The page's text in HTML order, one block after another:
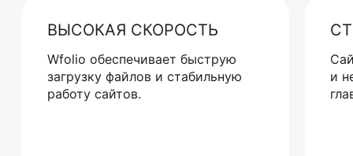
ВЫСОКАЯ СКОРОСТЬ
Wfolio обеспечивает быструю
загрузку файлов и стабильную
работу сайтов.
и